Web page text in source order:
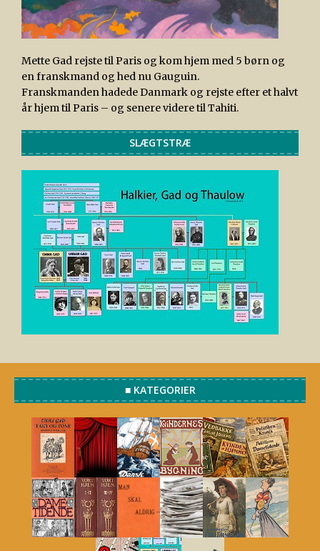
Mette Gad rejste til Paris og kom hjem med 5 børn og
en franskmand og hed nu Gauguin.
Franskmanden hadede Danmark og rejste efter et halvt
år hjem til Paris – og senere videre til Tahiti.
SLÆGTSTRÆ
■ KATEGORIER